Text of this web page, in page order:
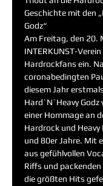
Geschichte mit den
Godz“
Am Freitag, den 20.
INTERKUNST-Verein
Hardrockfans ein.
coronabedingten
diesem Jahr
Hard`N`Heavy
einer Hommage an
Hardrock und
und 80er Jahre. Mit
aus gefühlvollen
Riffs und
die größten Hits